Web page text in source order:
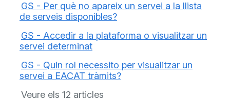
GS - Per què no apareix un servei a la llista
de serveis disponibles?
GS - Accedir a la plataforma o visualitzar un
servei determinat
GS - Quin rol necessito per visualitzar un
servei a EACAT tràmits?
Veure els 12 articles